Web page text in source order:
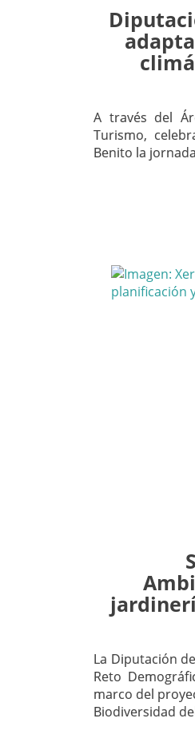
A través del
Turismo,
Benito la
La Diputación
Reto
marco del
Biodiversidad